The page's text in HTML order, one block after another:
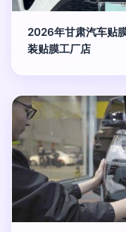
2026年甘肃汽车贴
装贴膜工厂店